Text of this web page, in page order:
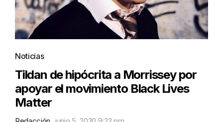
Noticias
Tildan de hipócrita a Morrissey por
apoyar el movimiento Black Lives
Matter